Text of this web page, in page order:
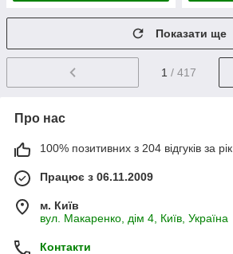
Показати ще
1 / 417
Про нас
100% позитивних з 204 відгуків за рік
Працює з 06.11.2009
м. Київ
вул. Макаренко, дім 4, Київ, Україна
Контакти